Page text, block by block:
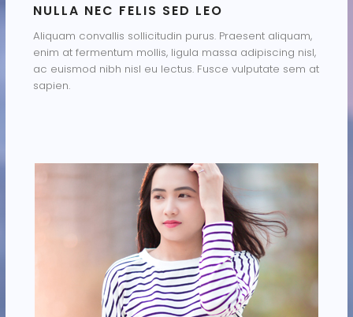
NULLA NEC FELIS SED LEO
Aliquam convallis sollicitudin purus. Praesent aliquam,
enim at fermentum mollis, ligula massa adipiscing nisl,
ac euismod nibh nisl eu lectus. Fusce vulputate sem at
sapien.